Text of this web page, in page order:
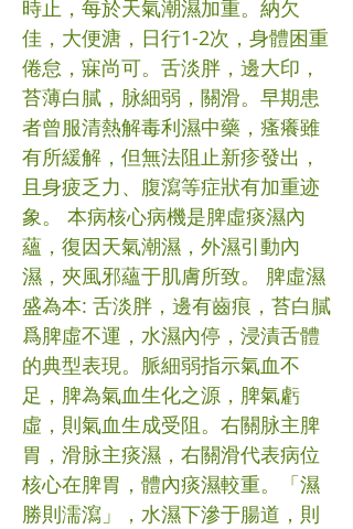
時止，每於天氣潮濕加重。納欠
佳，大便溏，日行1-2次，身體困重
倦怠，寐尚可。舌淡胖，邊大印，
苔薄白膩，脉細弱，關滑。早期患
者曾服清熱解毒利濕中藥，瘙癢雖
有所緩解，但無法阻止新疹發出，
且身疲乏力、腹瀉等症狀有加重迹
象。 本病核心病機是脾虛痰濕內
蘊，復因天氣潮濕，外濕引動內
濕，夾風邪蘊于肌膚所致。 脾虛濕
盛為本: 舌淡胖，邊有齒痕，苔白膩
爲脾虛不運，水濕內停，浸漬舌體
的典型表現。脈細弱指示氣血不
足，脾為氣血生化之源，脾氣虧
虛，則氣血生成受阻。右關脉主脾
胃，滑脉主痰濕，右關滑代表病位
核心在脾胃，體內痰濕較重。「濕
勝則濡瀉」，水濕下滲于腸道，則